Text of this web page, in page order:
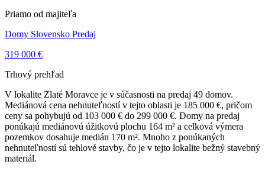
Priamo od majiteľa
Domy Slovensko Predaj
319 000 €
Trhový prehľad
V lokalite Zlaté Moravce je v súčasnosti na predaj 49 domov.
Mediánová cena nehnuteľností v tejto oblasti je 185 000 €, pričom
ceny sa pohybujú od 103 000 € do 299 000 €. Domy na predaj
ponúkajú mediánovú úžitkovú plochu 164 m² a celková výmera
pozemkov dosahuje medián 170 m². Mnoho z ponúkaných
nehnuteľností sú tehlové stavby, čo je v tejto lokalite bežný stavebný
materiál.